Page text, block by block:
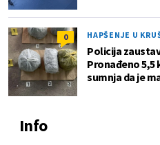
0 HAPŠENJE U
Policija
Pronađeno
sumnja da je
Info